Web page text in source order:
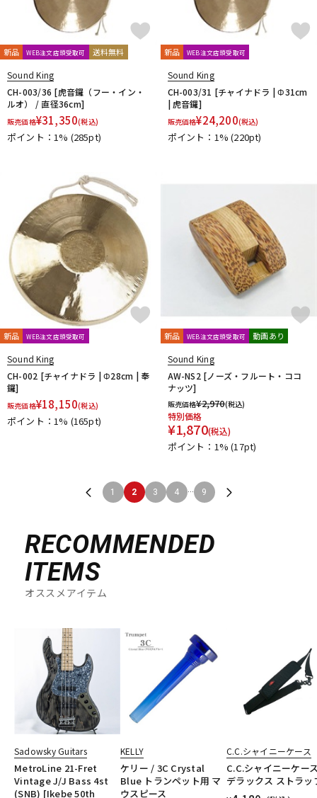
新品 WEB注文店頭受取可 送料無料
Sound King
CH-003/36 [虎音鑼（フー・イン・
ルオ） / 直径36cm]
販売価格¥31,350(税込)
ポイント：1% (285pt)
新品 WEB注文店頭受取可
Sound King
CH-003/31 [チャイナドラ | Φ31cm
| 虎音鑼]
販売価格¥24,200(税込)
ポイント：1%(220pt)
新品 WEB注文店頭受取可
Sound King
CH-002 [チャイナドラ | Φ28cm | 奉
鑼]
販売価格¥18,150(税込)
ポイント：1% (165pt)
新品 WEB注文店頭受取可 動画あり
Sound King
AW-NS2 [ノーズ・フルート・ココ
ナッツ]
販売価格¥2,970(税込)
特別価格
¥1,870(税込)
ポイント：1%(17pt)
1 2 3 4 ... 9
RECOMMENDED
ITEMS
オススメアイテム
Sadowsky Guitars
MetroLine 21-Fret
Vintage J/J Bass 4st
(SNB) [Ikebe 50th
KELLY
ケリー / 3C Crystal
Blue トランペット用 マ
ウスピース
C.C.シャイニーケース
C.C.シャイニーケー
デラックス ストラッ